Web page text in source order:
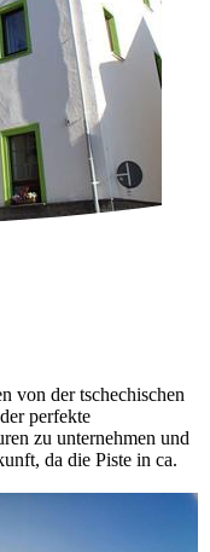
von der tschechischen
perfekte
zu unternehmen und
da die Piste in ca.